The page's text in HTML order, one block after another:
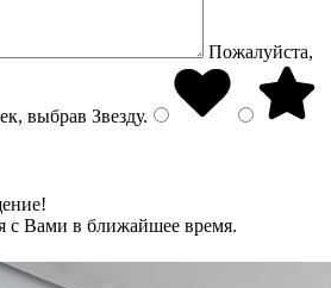
Пожалуйста,
выбрав Звезду.
с Вами в ближайшее время.